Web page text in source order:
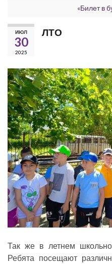
«Билет в
ИЮЛ
30
2025
ЛТО
Так же в летнем
Ребята посещают